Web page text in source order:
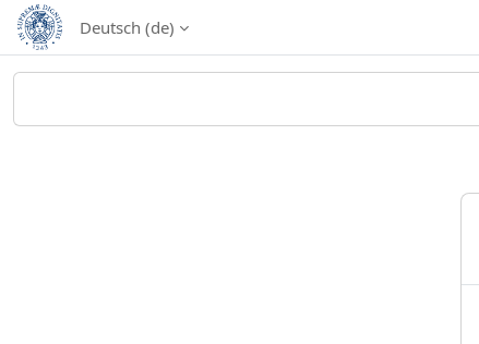
Zum Hauptinhalt
Deutsch ‎(de)‎